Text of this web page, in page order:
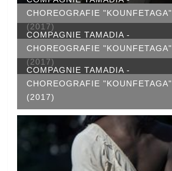
CHOREOGRAFIE "KOUNFETAGA"
(2017)
COMPAGNIE TAMADIA -
CHOREOGRAFIE "KOUNFETAGA"
(2017)
COMPAGNIE TAMADIA -
CHOREOGRAFIE "KOUNFETAGA"
(2017)